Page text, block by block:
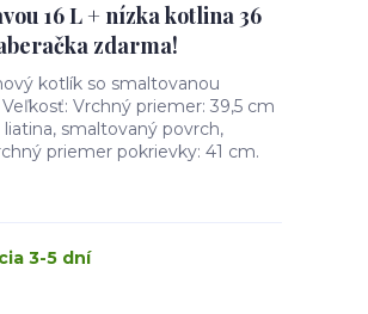
16 L + nízka kotlina 36
zdarma!
kotlík so smaltovanou
Vrchný priemer: 39,5 cm
smaltovaný povrch,
priemer pokrievky: 41 cm.
3-5 dní